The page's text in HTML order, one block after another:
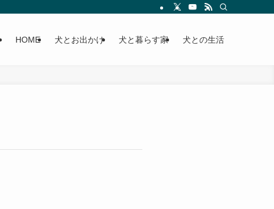
HOME 犬とお出かけ 犬と暮らす家 犬との生活